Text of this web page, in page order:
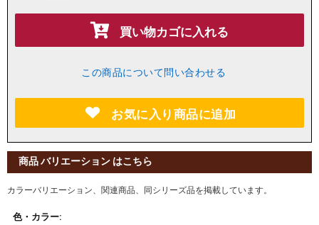
買い物カゴに入れる
この商品について問い合わせる
お気に入り商品に追加
商品 バリエーション はこちら
カラーバリエーション、関連商品、同シリーズ品を掲載しています。
色・カラー: